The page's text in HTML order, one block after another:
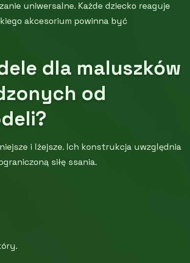
uniwersalne. Każde dziecko reaguje
akcesorium powinna być
dla maluszków
od
i lżejsze. Ich konstrukcja uwzględnia
siłę ssania.